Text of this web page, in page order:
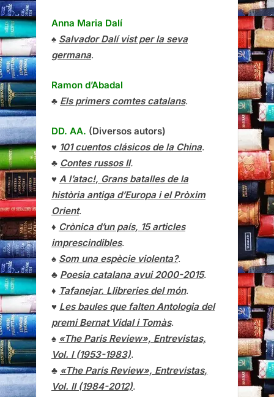
Anna Maria Dalí
♠ Salvador Dalí vist per la seva
germana.
Ramon d’Abadal
♣ Els primers comtes catalans.
DD. AA. (Diversos autors)
♥ 101 cuentos clásicos de la China.
♣ Contes russos II.
♥ A l’atac!, Grans batalles de la
història antiga d’Europa i el Pròxim
Orient.
♦ Crònica d’un país, 15 articles
imprescindibles.
♠ Som una espècie violenta?.
♣ Poesia catalana avui 2000-2015.
♦ Tafanejar. Llibreries del món.
♥ Les baules que falten Antologia del
premi Bernat Vidal i Tomàs.
♠ «The Paris Review», Entrevistas,
Vol. I (1953-1983).
♣ «The Paris Review», Entrevistas,
Vol. II (1984-2012).